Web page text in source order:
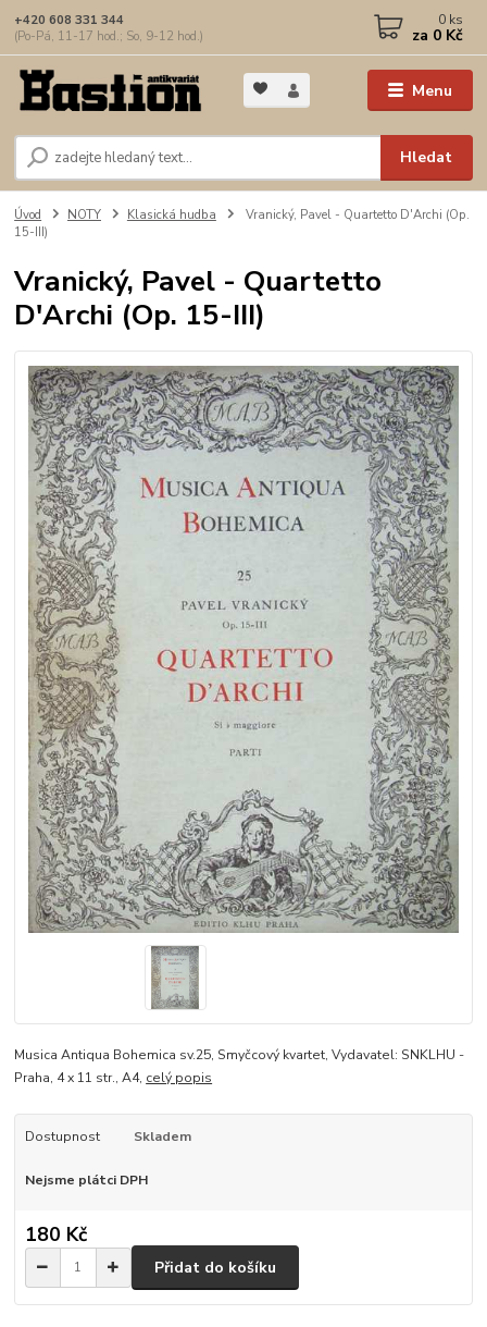
Menu
Hledat
+420 608 331 344
(Po-Pá, 11-17 hod.; So, 9-12 hod.)
0 ks
za 0 Kč
Úvod NOTY Klasická hudba
Vranický, Pavel - Quartetto D'Archi (Op.
15-III)
Vranický, Pavel - Quartetto
D'Archi (Op. 15-III)
Musica Antiqua Bohemica sv.25, Smyčcový kvartet, Vydavatel: SNKLHU -
Praha, 4 x 11 str., A4, celý popis
Dostupnost Skladem
Nejsme plátci DPH
180 Kč
Přidat do košíku